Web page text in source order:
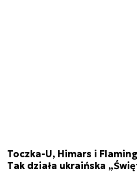
Toczka-U, Himars i
Tak działa ukraińska